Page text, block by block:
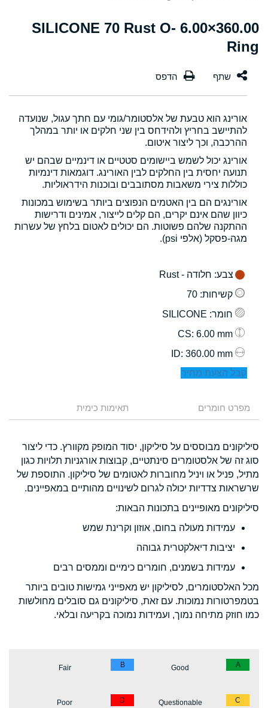
360.00×6.00 SILICONE 70 Rust O-
Ring
אורינג הוא טבעת של אלסטומר/גומי עם חתך עגול, שנועדה
להתיישב בחריץ ולהידחס בין שני חלקים או יותר במהלך
ההרכבה, וכך ליצור איטום.
אורינג יכול לשמש ביישומים סטטיים או דינמיים שבהם יש
תנועה יחסית בין החלקים לבין האורינג. דוגמאות דינמיות
כוללות צירי משאבות מסתובבים ובוכנות הידראוליות.
אורינגים הם בין האטמים הנפוצים ביותר בשימוש במכונות
כיוון שהם אינם יקרים, הם קלים לייצור, אמינים ודרישות
ההתקנה שלהם פשוטות. הם יכולים לאטום בלחץ של עשרות
מגה-פסקל (אלפי psi).
צבע: חלודה - Rust
קשיחות: 70
חומר: SILICONE
: 6.00 mm
: 360.00 mm
קבל הצעת מחיר
מפרט חומרים תאימות כימית
סיליקונים מבוססים על סיליקון, יסוד המופק מקוורץ. כדי ליצור
סוג זה של אלסטומרים סינתטיים, קבוצות אורגניות תלויות כגון
מתיל, פניל או ויניל מחוברות לאטומים של סיליקון. התוספת של
שרשראות צדדיות יכולה לגרום לשינויים מהותיים במאפיינים.
סיליקונים מאופיינים בתכונות הבאות:
עמידות מעולה בחום, אוזון וקרינת שמש
יציבות דיאלקטרית גבוהה
עמידות בשמנים, חומרים כימיים וממסים רבים
מכל האלסטומרים, לסיליקון יש מאפייני גמישות טובים ביותר
בטמפרטורות נמוכות. עם זאת, סיליקונים גם סובלים מחולשות
כמו חוזק מתיחה נמוך, ועמידות נמוכה בקריעה ובלאי.
A
Good
B
Fair
C
Questionable
D
Poor